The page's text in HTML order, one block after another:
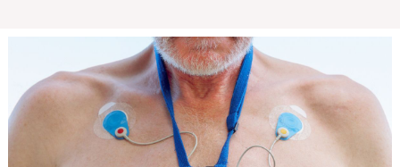
Leistungen
Ratgeber
Krankheiten & Therapie